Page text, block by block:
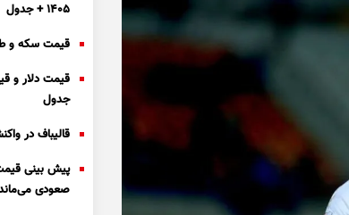
۱۴۰۵ + جدول
قیمت سکه و طلا امروز
جدول
قالیباف در
صعودی